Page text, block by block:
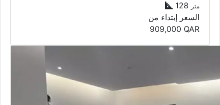
128 متر
السعر إبتداء من
909,000 QAR